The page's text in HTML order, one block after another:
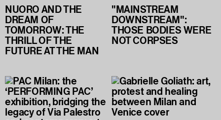
NUORO AND THE
DREAM OF
TOMORROW: THE
THRILL OF THE
FUTURE AT THE MAN
"MAINSTREAM
DOWNSTREAM":
THOSE BODIES WERE
NOT CORPSES